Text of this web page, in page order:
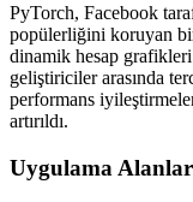
PyTorch, Facebook
popülerliğini koruyan
dinamik hesap grafikleri
geliştiriciler arasında
performans
artırıldı.
Uygulama